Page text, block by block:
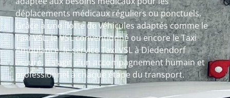
déplacements médicaux réguliers ou ponctuels.
Grâce à une flotte de véhicules adaptés comme le
Taxi VSL, le VSL conventionné ou encore le Taxi
Ambulance, le service Taxi VSL à Diedendorf
assure. Il s’agit d’un accompagnement humain et
professionnel à chaque étape du transport.